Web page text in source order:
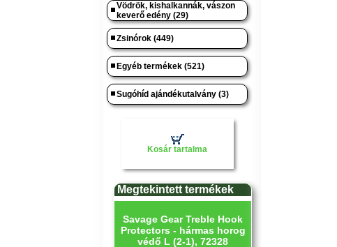
Vödrök, kishalkannák, vászon
keverő edény (29)
Zsinórok (449)
Egyéb termékek (521)
Sugóhíd ajándékutalvány (3)
Kosár tartalma
Megtekintett termékek
Savage Gear Treble Hook
Protectors - hármas horog
védő L (2-1), 72328